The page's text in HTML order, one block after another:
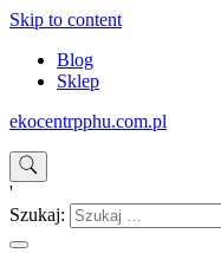
Skip to content
Blog
Sklep
ekocentrpphu.com.pl
'
Szukaj: